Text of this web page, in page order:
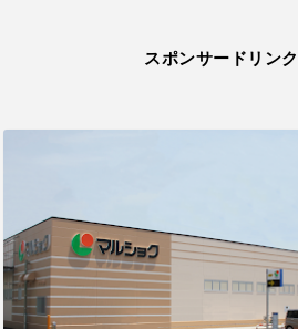
スポンサードリンク